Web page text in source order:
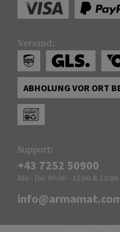
Versand:
ABHOLUNG VOR ORT
Support:
+43 7252 50900
Mo - Do: 09:00 - 12:00 &